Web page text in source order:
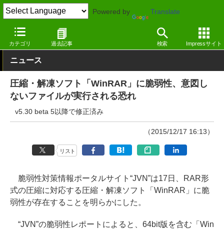
Powered by Translate
カテゴリ 過去記事 検索 Impressサイト
窓の杜 圧縮・解凍
ニュース
圧縮・解凍ソフト「WinRAR」に脆弱性、意図し
ないファイルが実行される恐れ
v5.30 beta 5以降で修正済み
（2015/12/17 16:13）
リスト
脆弱性対策情報ポータルサイト“JVN”は17日、RAR形
式の圧縮に対応する圧縮・解凍ソフト「WinRAR」に脆
弱性が存在することを明らかにした。
“JVN”の脆弱性レポートによると、64bit版を含む「Win